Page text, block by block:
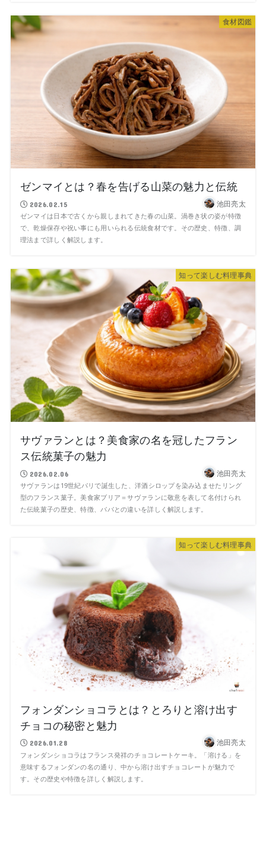
食材図鑑
ゼンマイとは？春を告げる山菜の魅力と伝統
2026.02.15 池田亮太
ゼンマイは日本で古くから親しまれてきた春の山菜。渦巻き状の姿が特徴
で、乾燥保存や祝い事にも用いられる伝統食材です。その歴史、特徴、調
理法まで詳しく解説します。
知って楽しむ料理事典
サヴァランとは？美食家の名を冠したフラン
ス伝統菓子の魅力
2026.02.06 池田亮太
サヴァランは19世紀パリで誕生した、洋酒シロップを染み込ませたリング
型のフランス菓子。美食家ブリア＝サヴァランに敬意を表して名付けられ
た伝統菓子の歴史、特徴、ババとの違いを詳しく解説します。
知って楽しむ料理事典
フォンダンショコラとは？とろりと溶け出す
チョコの秘密と魅力
2026.01.28 池田亮太
フォンダンショコラはフランス発祥のチョコレートケーキ。「溶ける」を
意味するフォンダンの名の通り、中から溶け出すチョコレートが魅力で
す。その歴史や特徴を詳しく解説します。